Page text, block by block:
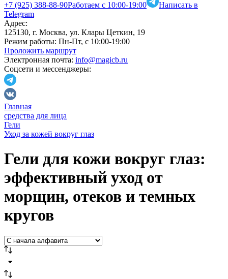
+7 (925) 388-88-90Работаем с 10:00-19:00
Написать в
Telegram
Адрес:
125130, г. Москва, ул. Клары Цеткин, 19
Режим работы: Пн-Пт, с 10:00-19:00
Проложить маршрут
Электронная почта: info@magicb.ru
Соцсети и мессенджеры:
Главная
средства для лица
Гели
Уход за кожей вокруг глаз
Гели для кожи вокруг глаз:
эффективный уход от
морщин, отеков и темных
кругов